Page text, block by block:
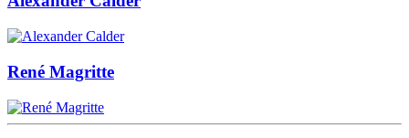
René Magritte